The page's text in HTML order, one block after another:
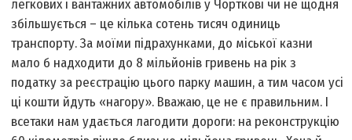
легкових і вантажних автомобілів у Чорткові чи не щодня
збільшується – це кілька сотень тисяч одиниць
транспорту. За моїми підрахунками, до міської казни
мало б надходити до 8 мільйонів гривень на рік з
податку за реєстрацію цього парку машин, а тим часом усі
ці кошти йдуть «нагору». Вважаю, це не є правильним. І
все­таки нам удається лагодити дороги: на реконструкцію